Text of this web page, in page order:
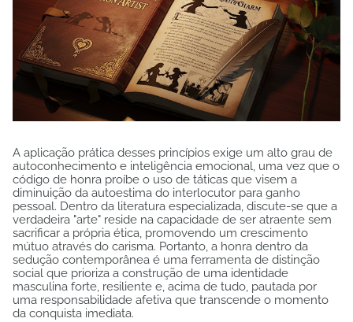
A aplicação prática desses princípios exige um alto grau de
autoconhecimento e inteligência emocional, uma vez que o
código de honra proíbe o uso de táticas que visem a
diminuição da autoestima do interlocutor para ganho
pessoal. Dentro da literatura especializada, discute-se que a
verdadeira "arte" reside na capacidade de ser atraente sem
sacrificar a própria ética, promovendo um crescimento
mútuo através do carisma. Portanto, a honra dentro da
sedução contemporânea é uma ferramenta de distinção
social que prioriza a construção de uma identidade
masculina forte, resiliente e, acima de tudo, pautada por
uma responsabilidade afetiva que transcende o momento
da conquista imediata.